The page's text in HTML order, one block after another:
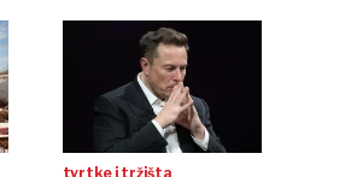
tvrtke i tržišta